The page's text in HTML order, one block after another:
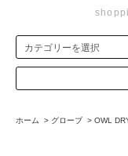
ホーム > グローブ > OWL